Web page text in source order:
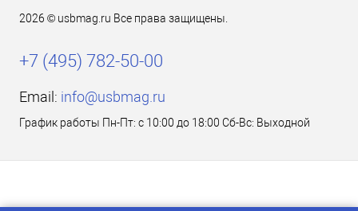
2026 © usbmag.ru Все права защищены.
+7 (495) 782-50-00
Email: info@usbmag.ru
График работы Пн-Пт: с 10:00 до 18:00 Сб-Вс: Выходной